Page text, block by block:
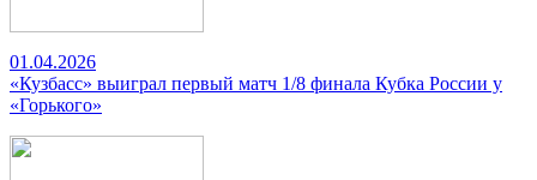
01.04.2026
«Кузбасс» выиграл первый матч 1/8 финала Кубка России у
«Горького»